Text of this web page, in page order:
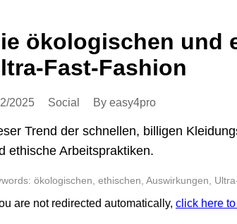
ökologischen und
Fast-Fashion
2025 Social By easy4pro
Trend der schnellen, billigen
ethische Arbeitspraktiken.
ökologischen, ethischen, Auswirkungen,
are not redirected automatically, click here